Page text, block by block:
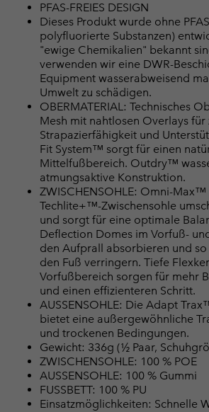
PFAS-FREIES DESIGN
Dieses Produkt wurde ohne
polyfluorierte Substanzen)
"ewige Chemikalien" bekannt
verwenden wir eine DWR-
Equipment wasserabweisend
Umwelt zu schädigen.
OBERMATERIAL: Technisches
Mesh mit nahtlosen Overlays für
Strapazierfähigkeit und
Fit System™ sorgt für einen
Mittelfußbereich. Outdry™
atmungsaktive Konstruktion.
ZWISCHENSOHLE: Omni-Max™
Techlite+™-Zwischensohle
und sorgt für eine optimale
Deflection Domes im Vorfuß-
den Aufprall absorbieren und
den Fuß verringern. Tiefe
Vorfußbereich sorgen für mehr
und einen effizienteren Schritt.
AUSSENSOHLE: Die Adapt
bietet eine außergewöhnliche
und trockenen Bedingungen.
Gewicht: 336g (½ Paar,
ZWISCHENSOHLE: 100 % POE
AUSSENSOHLE: 100 % Gummi
FUSSBETT: 100 % PU
Einsatzmöglichkeiten: Schnelle